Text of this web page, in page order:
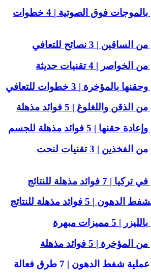
شفط الدهون بالموجات فوق الصوتية | 4 خطوات
| 3 نصائح للتعافي
| 4 تقنيات حديثة
| 3 خطوات للتعافي
واللغلوغ | 5 فوائد مذهلة
| 5 فوائد مذهلة للجسم
شفط الدهون من الفخذين | 3 تقنيات لنحت
مذهلة للنتائج
| 5 فوائد مذهلة للنتائج
مبهرة
| 5 فوائد مذهلة
شفط الدهون | 7 طرق فعالة